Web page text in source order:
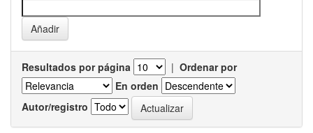
Resultados por página | Ordenar por
En orden
Autor/registro